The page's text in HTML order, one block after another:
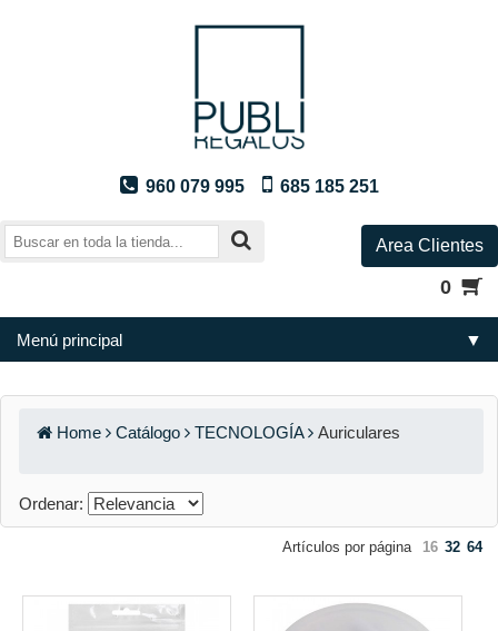
960 079 995 685 185 251
Area Clientes
0
Menú principal ▼
Home Catálogo TECNOLOGÍA Auriculares
Ordenar:
Artículos por página 16 32 64